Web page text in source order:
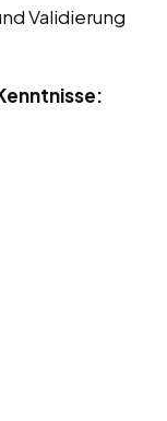
Validierung